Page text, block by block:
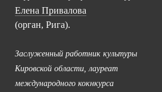
Елена Привалова
(орган, Рига).
Заслуженный работник культуры
Кировской области, лауреат
международного кокнкурса